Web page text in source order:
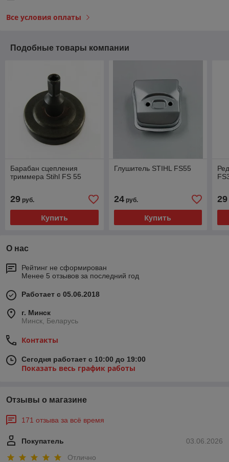
Все условия оплаты
Подобные товары компании
Барабан сцепления
триммера Stihl FS 55
29 руб.
Купить
Глушитель STIHL FS55
24руб.
Купить
29
О нас
Рейтинг не сформирован
Менее 5 отзывов за последний год
Работает с 05.06.2018
г. Минск
Минск, Беларусь
Контакты
Сегодня работает с 10:00 до 19:00
Показать весь график работы
Отзывы о магазине
171 отзыва за всё время
03.06.2026
Покупатель
Отлично